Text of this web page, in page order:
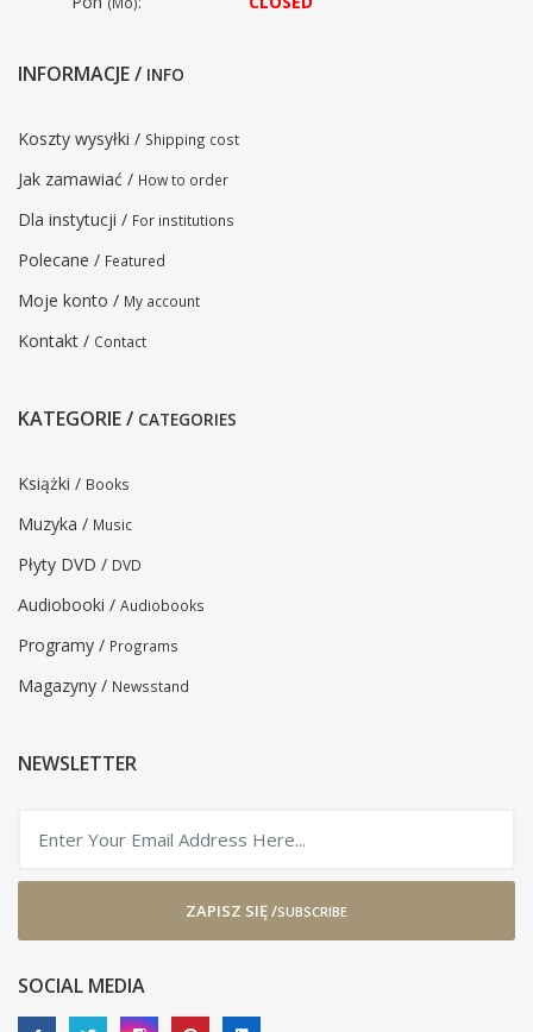
INFORMACJE / INFO
Koszty wysyłki / Shipping cost
Jak zamawiać / How to order
Dla instytucji / For institutions
Polecane / Featured
Moje konto / My account
Kontakt / Contact
KATEGORIE / CATEGORIES
Książki / Books
Muzyka / Music
Płyty DVD / DVD
Audiobooki / Audiobooks
Programy / Programs
Magazyny / Newsstand
NEWSLETTER
ZAPISZ SIĘ /SUBSCRIBE
SOCIAL MEDIA